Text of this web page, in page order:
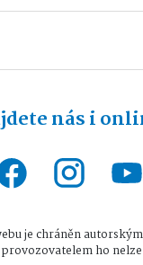
nás i
je chráněn
ho